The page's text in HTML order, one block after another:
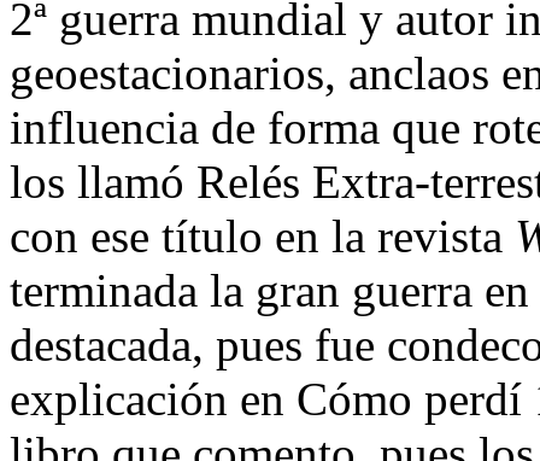
2ª guerra mundial y autor
geoestacionarios, anclaos
influencia de forma que
los llamó Relés Extra-
con ese título en la revista
terminada la gran guerra
destacada, pues fue
explicación en Cómo